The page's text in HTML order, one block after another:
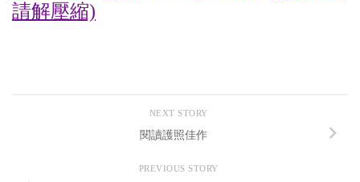
請解壓縮)
NEXT STORY
閱讀護照佳作
PREVIOUS STORY